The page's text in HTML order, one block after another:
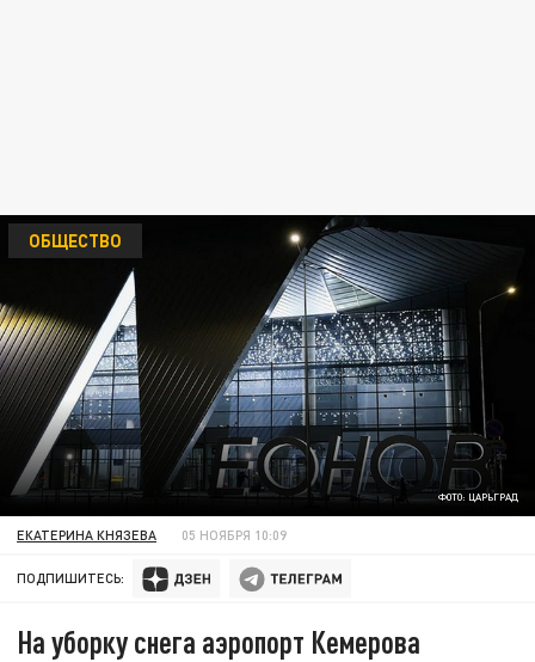
ФОТО: ЦАРЬГРАД
ОБЩЕСТВО
ЕКАТЕРИНА КНЯЗЕВА 05 НОЯБРЯ 10:09
ПОДПИШИТЕСЬ:
На уборку снега аэропорт Кемерова